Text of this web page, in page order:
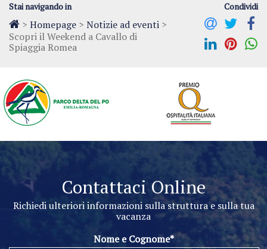
Stai navigando in
> Homepage > Notizie ad eventi >
Scopri il Weekend a Cavallo di
Spiaggia Romea
Condividi
Contattaci Online
Richiedi ulteriori informazioni sulla struttura e sulla tua
vacanza
Nome e Cognome*